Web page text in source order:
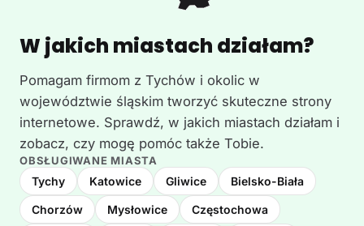
W jakich miastach działam?
Pomagam firmom z Tychów i okolic w
województwie śląskim tworzyć skuteczne strony
internetowe. Sprawdź, w jakich miastach działam i
zobacz, czy mogę pomóc także Tobie.
OBSŁUGIWANE MIASTA
Tychy Katowice Gliwice Bielsko-Biała
Chorzów Mysłowice Częstochowa